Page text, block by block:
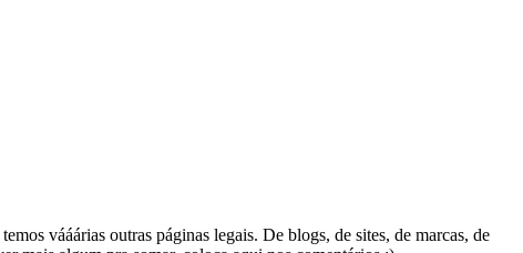
vááárias outras páginas legais. De blogs, de sites, de marcas, de